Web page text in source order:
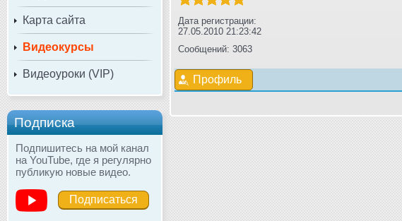
Карта сайта
Видеокурсы
Видеоуроки (VIP)
Подписка
Подпишитесь на мой канал
на YouTube, где я регулярно
публикую новые видео.
Подписаться
Дата регистрации:
27.05.2010 21:23:42
Сообщений: 3063
Профиль